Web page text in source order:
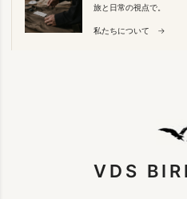
旅と日常の視点で。
私たちについて →
VDS